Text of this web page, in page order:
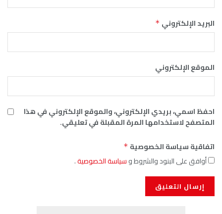
البريد الإلكتروني *
الموقع الإلكتروني
احفظ اسمي، بريدي الإلكتروني، والموقع الإلكتروني في هذا
المتصفح لاستخدامها المرة المقبلة في تعليقي.
اتفاقية سياسة الخصوصية *
أوافق على البنود والشروط وسياسة الخصوصية.